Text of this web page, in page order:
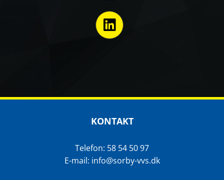
KONTAKT
Telefon: 58 54 50 97
E-mail: info@sorby-vvs.dk